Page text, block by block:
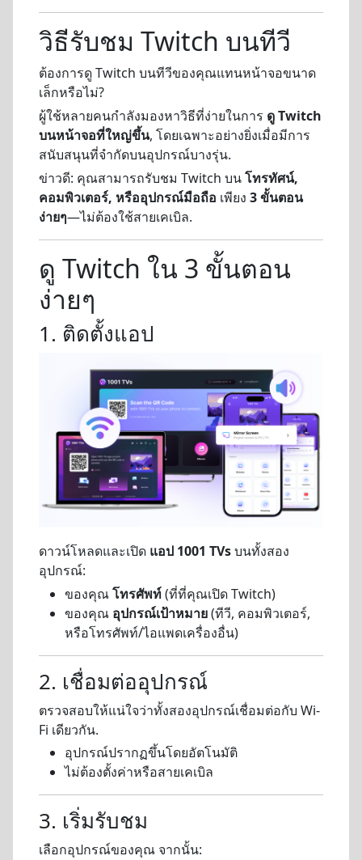
วิธีรับชม Twitch บนทีวี
ต้องการดู Twitch บนทีวีของคุณแทนหน้าจอขนาด
เล็กหรือไม่?
ผู้ใช้หลายคนกำลังมองหาวิธีที่ง่ายในการ ดู Twitch
บนหน้าจอที่ใหญ่ขึ้น, โดยเฉพาะอย่างยิ่งเมื่อมีการ
สนับสนุนที่จำกัดบนอุปกรณ์บางรุ่น.
ข่าวดี: คุณสามารถรับชม Twitch บนโทรทัศน์,
คอมพิวเตอร์, หรืออุปกรณ์มือถือ เพียง 3 ขั้นตอน
ง่ายๆ—ไม่ต้องใช้สายเคเบิล.
ดู Twitch ใน 3 ขั้นตอน
ง่ายๆ
1. ติดตั้งแอป
ดาวน์โหลดและเปิด แอป 1001 TVsบนทั้งสอง
อุปกรณ์:
ของคุณโทรศัพท์(ที่ที่คุณเปิด Twitch)
ของคุณ อุปกรณ์เป้าหมาย(ทีวี, คอมพิวเตอร์,
หรือโทรศัพท์/ไอแพดเครื่องอื่น)
2. เชื่อมต่ออุปกรณ์
ตรวจสอบให้แน่ใจว่าทั้งสองอุปกรณ์เชื่อมต่อกับ Wi-
Fi เดียวกัน.
อุปกรณ์ปรากฏขึ้นโดยอัตโนมัติ
ไม่ต้องตั้งค่าหรือสายเคเบิล
3. เริ่มรับชม
เลือกอุปกรณ์ของคุณ จากนั้น: